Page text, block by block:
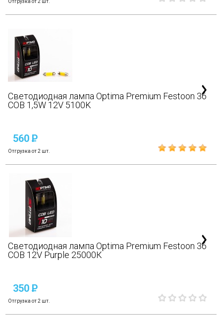
Отгрузка от 2 шт.
Светодиодная лампа Optima Premium Festoon 36
COB 1,5W 12V 5100K
560 P
Отгрузка от 2 шт.
Светодиодная лампа Optima Premium Festoon 36
COB 12V Purple 25000К
350 P
Отгрузка от 2 шт.